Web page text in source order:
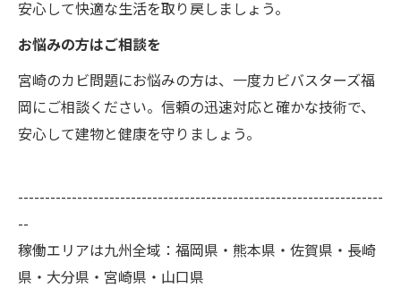
安心して快適な生活を取り戻しましょう。
お悩みの方はご相談を
宮崎のカビ問題にお悩みの方は、一度カビバスターズ福
岡にご相談ください。信頼の迅速対応と確かな技術で、
安心して建物と健康を守りましょう。
--------------------------------------------------------------------
--
稼働エリアは九州全域：福岡県・熊本県・佐賀県・長崎
県・大分県・宮崎県・山口県